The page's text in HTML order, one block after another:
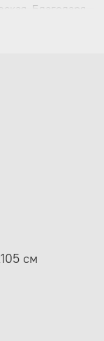
Благодаря
чистым
тросов,
зонта.
плиты
см